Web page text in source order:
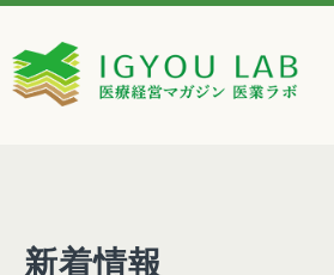
新着情報